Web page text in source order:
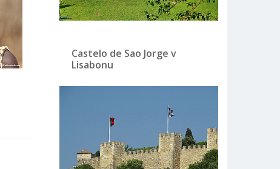
Castelo de Sao Jorge v
Lisabonu